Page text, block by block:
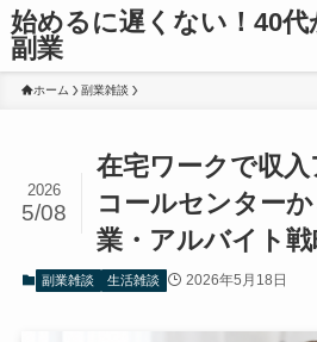
始めるに遅くない！40代
副業
ホーム 副業雑談
在宅ワークで収
コールセンター
業・アルバイト
2026
5/08
副業雑談 生活雑談 2026年5月18日